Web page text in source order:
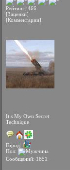
Рейтинг: 466
[Заценки]
[Комментарии]
It s My Own Secret
Technique
Город:
Пол:
Сообщений: 1851